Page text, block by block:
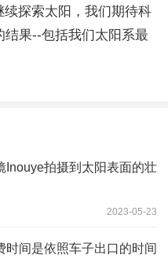
续探索太阳，我们期待科
果--包括我们太阳系最
Inouye拍摄到太阳表面的壮
2023-05-23
时间是依照车子出口的时间